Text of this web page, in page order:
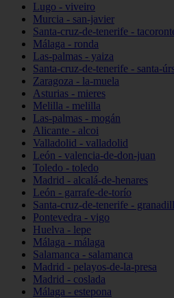
Lugo - viveiro
Murcia - san-javier
Santa-cruz-de-tenerife -
Málaga - ronda
Las-palmas - yaiza
Santa-cruz-de-tenerife - santa-
Zaragoza - la-muela
Asturias - mieres
Melilla - melilla
Las-palmas - mogán
Alicante - alcoi
Valladolid - valladolid
León - valencia-de-don-juan
Toledo - toledo
Madrid - alcalá-de-henares
León - garrafe-de-torío
Santa-cruz-de-tenerife -
Pontevedra - vigo
Huelva - lepe
Málaga - málaga
Salamanca - salamanca
Madrid - pelayos-de-la-presa
Madrid - coslada
Málaga - estepona